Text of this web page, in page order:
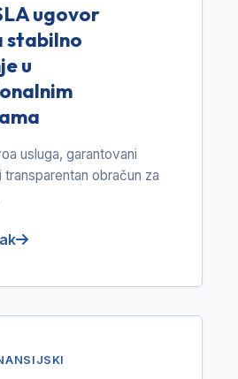
ugovor
stabilno
u
usluga, garantovani
obračun za